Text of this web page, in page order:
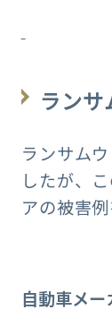
ランサ
ランサム
したが、
アの被害例
自動車メ